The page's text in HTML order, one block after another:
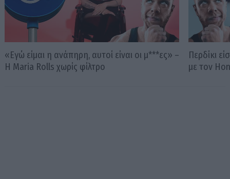
«Εγώ είμαι η ανάπηρη, αυτοί είναι οι μ***ες» –
Η Maria Rolls χωρίς φίλτρο
Περδίκι
με τον